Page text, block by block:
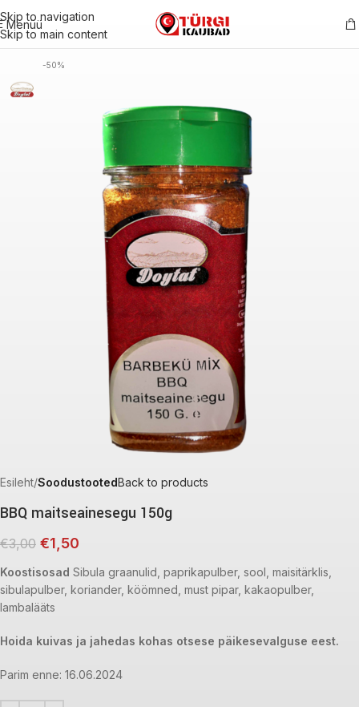
Skip to navigation
Skip to main content
Menüü
-50%
Esileht SoodustootedBack to products
BBQ maitseainesegu 150g
€3,00 €1,50
Koostisosad Sibula graanulid, paprikapulber, sool, maisitärklis,
sibulapulber, koriander, köömned, must pipar, kakaopulber,
lambalääts
Hoida kuivas ja jahedas kohas otsese päikesevalguse eest.
Parim enne: 16.06.2024